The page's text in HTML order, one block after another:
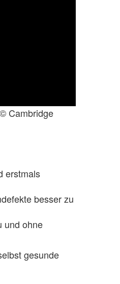
Cambridge
erstmals
besser zu
und ohne
gesunde